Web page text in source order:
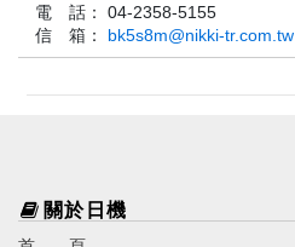
電 話： 04-2358-5155
信 箱： bk5s8m@nikki-tr.com.tw
關於日機